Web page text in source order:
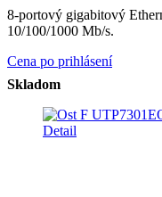
8-portový gigabitový
10/100/1000 Mb/s.
Cena po prihlásení
Skladom
Detail